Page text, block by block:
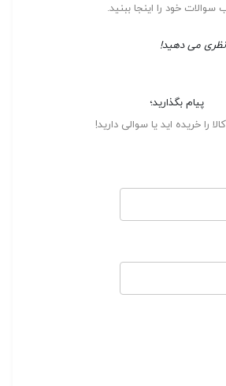
سوالات خود را اینجا ببنید.
نظری می دهید!
پیام بگذارید؛
را خریده اید یا سوالی دارید!